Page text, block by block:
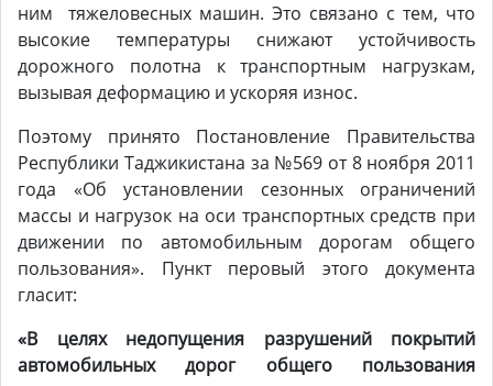
ним тяжеловесных машин. Это связано с тем, что
высокие температуры снижают устойчивость
дорожного полотна к транспортным нагрузкам,
вызывая деформацию и ускоряя износ.
Поэтому принято Постановление Правительства
Республики Таджикистана за №569 от 8 ноября 2011
года «Об установлении сезонных ограничений
массы и нагрузок на оси транспортных средств при
движении по автомобильным дорогам общего
пользования». Пункт перовый этого документа
гласит:
«В целях недопущения разрушений покрытий
автомобильных дорог общего пользования